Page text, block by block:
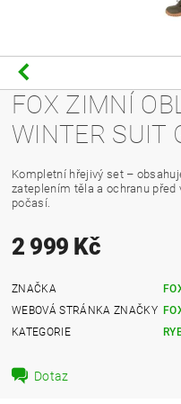
FOX ZIMNÍ
WINTER SUIT
Kompletní hřejivý set –
zateplením těla a ochranu
počasí.
2 999 Kč
ZNAČKA
WEBOVÁ STRÁNKA ZNAČKY
KATEGORIE
Dotaz